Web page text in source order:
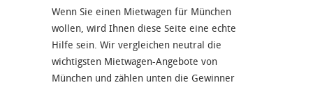
Wenn Sie einen Mietwagen für München
wollen, wird Ihnen diese Seite eine echte
Hilfe sein. Wir vergleichen neutral die
wichtigsten Mietwagen-Angebote von
München und zählen unten die Gewinner